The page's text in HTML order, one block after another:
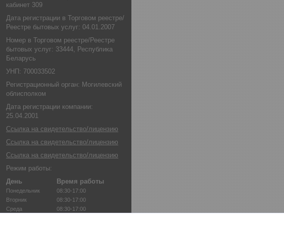
кабинет 309
Дата регистрации в Торговом реестре/
Реестре бытовых услуг: 04.01.2007
Номер в Торговом реестре/Реестре
бытовых услуг: 33444, Республика
Беларусь
УНП: 700033502
Регистрационный орган: Могилевский
облисполком
Дата регистрации компании:
25.04.2001
Ссылка на свидетельство/лицензию
Ссылка на свидетельство/лицензию
Ссылка на свидетельство/лицензию
Режим работы:
День
Время работы
Понедельник
08:30-17:00
Вторник
08:30-17:00
Среда
08:30-17:00